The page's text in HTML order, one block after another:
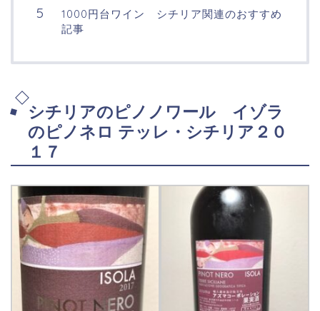
1000円台ワイン シチリア関連のおすすめ
記事
シチリアのピノノワール イゾラ
のピノネロ テッレ・シチリア２０
１７